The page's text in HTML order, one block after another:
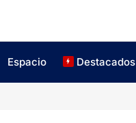
Espacio Destacados